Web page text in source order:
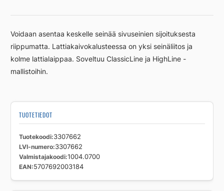
RST
Voidaan asentaa keskelle seinää sivuseinien sijoituksesta
riippumatta. Lattiakaivokalusteessa on yksi seinäliitos ja
kolme lattialaippaa. Soveltuu ClassicLine ja HighLine -
mallistoihin.
TUOTETIEDOT
Tuotekoodi 3307662
LVI-numero 3307662
Valmistajakoodi 1004.0700
EAN 5707692003184